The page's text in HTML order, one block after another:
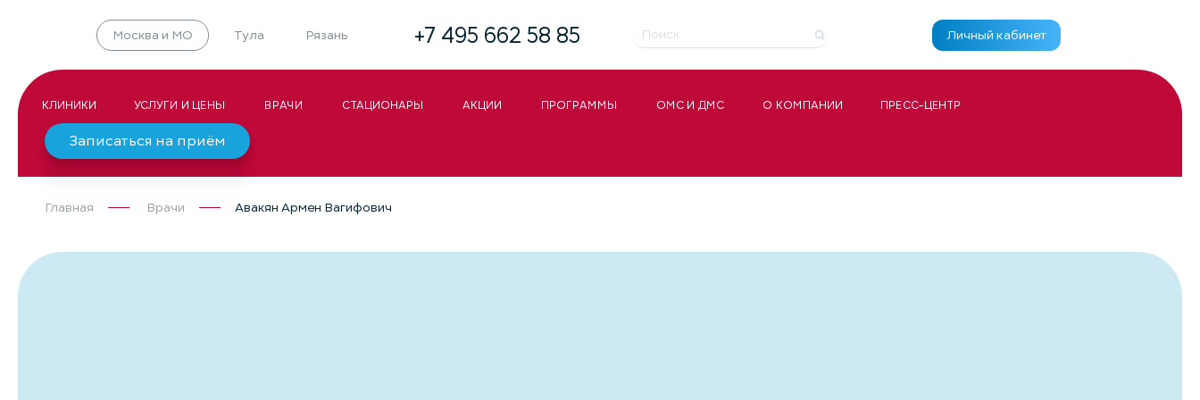
Москва и МО Тула Рязань +7 495 662 58 85 Личный кабинет
КЛИНИКИ УСЛУГИ И ЦЕНЫ ВРАЧИ СТАЦИОНАРЫ АКЦИИ ПРОГРАММЫ ОМС И ДМС О КОМПАНИИ ПРЕСС-ЦЕНТР
Записаться на приём
Главная Врачи Авакян Армен Вагифович